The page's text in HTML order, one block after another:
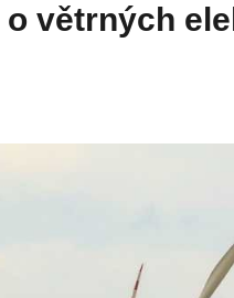
o větrných